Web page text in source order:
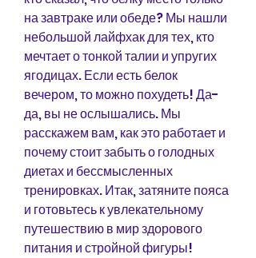
на завтраке или обеде? Мы нашли
небольшой лайфхак для тех, кто
мечтает о тонкой талии и упругих
ягодицах. Если есть белок
вечером, то можно похудеть! Да-
да, вы не ослышались. Мы
расскажем вам, как это работает и
почему стоит забыть о голодных
диетах и бессмысленных
тренировках. Итак, затяните пояса
и готовьтесь к увлекательному
путешествию в мир здорового
питания и стройной фигуры!